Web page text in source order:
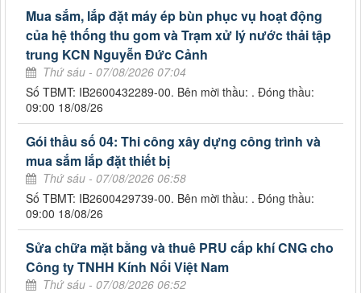
Mua sắm, lắp đặt máy ép bùn phục vụ hoạt động
của hệ thống thu gom và Trạm xử lý nước thải tập
trung KCN Nguyễn Đức Cảnh
Thứ sáu - 07/08/2026 07:04
Số TBMT: IB2600432289-00. Bên mời thầu: . Đóng thầu:
09:00 18/08/26
Gói thầu số 04: Thi công xây dựng công trình và
mua sắm lắp đặt thiết bị
Thứ sáu - 07/08/2026 06:58
Số TBMT: IB2600429739-00. Bên mời thầu: . Đóng thầu:
09:00 18/08/26
Sửa chữa mặt bằng và thuê PRU cấp khí CNG cho
Công ty TNHH Kính Nổi Việt Nam
Thứ sáu - 07/08/2026 06:52